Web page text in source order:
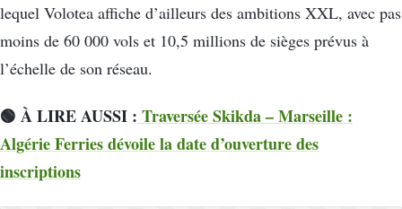
lequel Volotea affiche d’ailleurs des ambitions XXL, avec pas
moins de 60 000 vols et 10,5 millions de sièges prévus à
l’échelle de son réseau.
🟢 À LIRE AUSSI : Traversée Skikda – Marseille :
Algérie Ferries dévoile la date d’ouverture des
inscriptions